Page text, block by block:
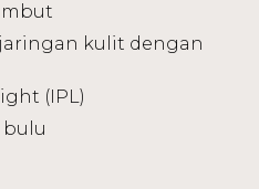
kulit dengan
(IPL)